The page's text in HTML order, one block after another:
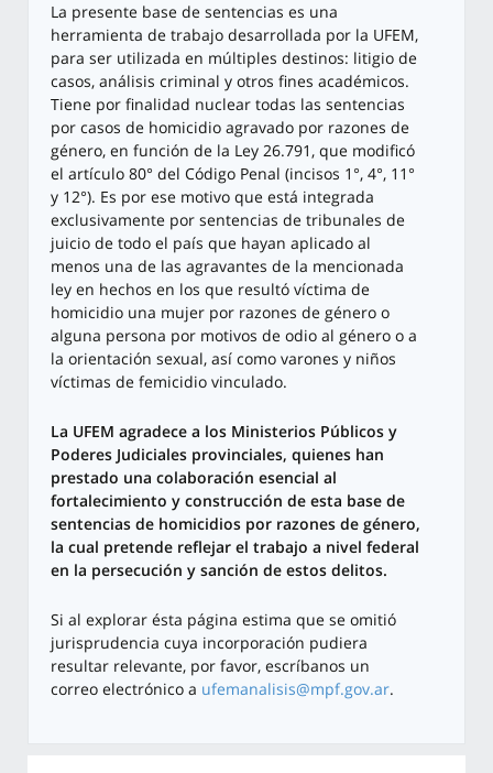
La presente base de sentencias es una
herramienta de trabajo desarrollada por la UFEM,
para ser utilizada en múltiples destinos: litigio de
casos, análisis criminal y otros fines académicos.
Tiene por finalidad nuclear todas las sentencias
por casos de homicidio agravado por razones de
género, en función de la Ley 26.791, que modificó
el artículo 80° del Código Penal (incisos 1°, 4°, 11°
y 12°). Es por ese motivo que está integrada
exclusivamente por sentencias de tribunales de
juicio de todo el país que hayan aplicado al
menos una de las agravantes de la mencionada
ley en hechos en los que resultó víctima de
homicidio una mujer por razones de género o
alguna persona por motivos de odio al género o a
la orientación sexual, así como varones y niños
víctimas de femicidio vinculado.
La UFEM agradece a los Ministerios Públicos y
Poderes Judiciales provinciales, quienes han
prestado una colaboración esencial al
fortalecimiento y construcción de esta base de
sentencias de homicidios por razones de género,
la cual pretende reflejar el trabajo a nivel federal
en la persecución y sanción de estos delitos.
Si al explorar ésta página estima que se omitió
jurisprudencia cuya incorporación pudiera
resultar relevante, por favor, escríbanos un
correo electrónico a ufemanalisis@mpf.gov.ar.